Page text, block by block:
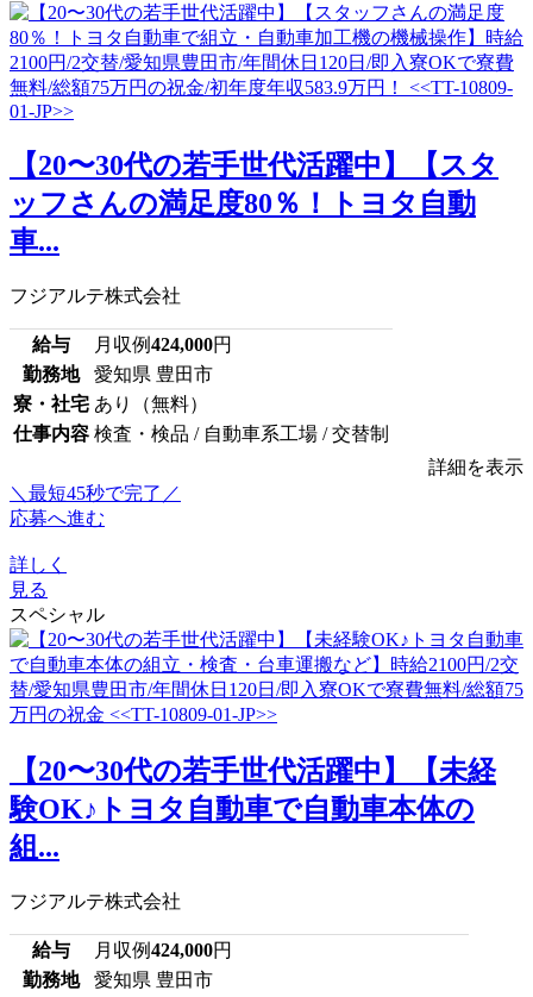
【20〜30代の若手世代活躍中】【スタ
ッフさんの満足度80％！トヨタ自動
車...
フジアルテ株式会社
給与 月収例424,000円
勤務地
愛知県 豊田市
寮・社宅 あり（無料）
仕事内容 検査・検品 / 自動車系工場 / 交替制
詳細を表示
＼最短45秒で完了／
応募へ進む
詳しく
見る
スペシャル
【20〜30代の若手世代活躍中】【未経
験OK♪トヨタ自動車で自動車本体の
組...
フジアルテ株式会社
給与 月収例424,000円
勤務地
愛知県 豊田市